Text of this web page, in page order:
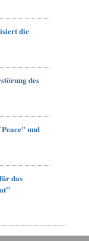
die
des
und
das